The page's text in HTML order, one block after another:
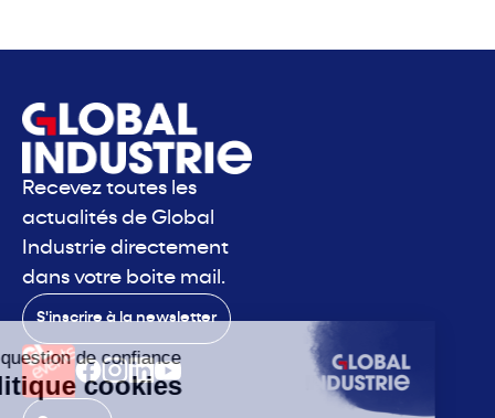
Recevez toutes les
actualités de Global
Industrie directement
dans votre boite mail.
S'inscrire à la newsletter